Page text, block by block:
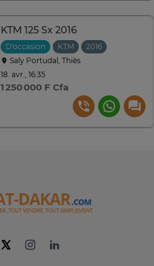
KTM 125 Sx 2016
D'occasion KTM
2016
Saly Portudal, Thiès
18. avr., 16:35
1 250 000 F Cfa